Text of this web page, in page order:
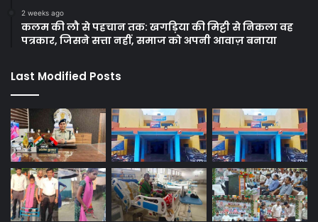
2 weeks ago
कलम की लौ से पहचान तक: खगड़िया की मिट्टी से निकला वह
पत्रकार, जिसने सत्ता नहीं, समाज को अपनी आवाज़ बनाया
Last Modified Posts